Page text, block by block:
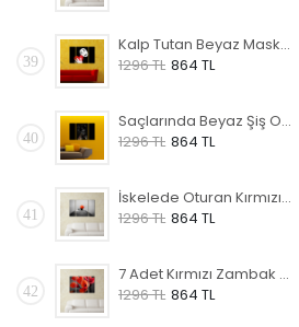
39
Kalp Tutan Beyaz Maske Forex Tablo
1296 TL 864 TL
40
Saçlarında Beyaz Şiş Olan Siyahi Kadın Forex Tablo
1296 TL 864 TL
41
İskelede Oturan Kırmızı Şemsiyeli Kadın Forex Tablo
1296 TL 864 TL
42
7 Adet Kırmızı Zambak Forex Tablo
1296 TL 864 TL